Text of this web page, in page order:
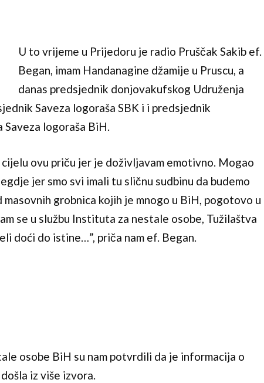
U to vrijeme u Prijedoru je radio Pruščak Sakib ef.
Began, imam Handanagine džamije u Pruscu, a
danas predsjednik donjovakufskog Udruženja
Saveza logoraša SBK i i predsjednik
logoraša BiH.
cijelu ovu priču jer je doživljavam emotivno. Mogao
jer smo svi imali tu sličnu sudbinu da budemo
grobnica kojih je mnogo u BiH, pogotovo u
se u službu Instituta za nestale osobe, Tužilaštva
doći do istine…”, priča nam ef. Began.
osobe BiH su nam potvrdili da je informacija o
iz više izvora.